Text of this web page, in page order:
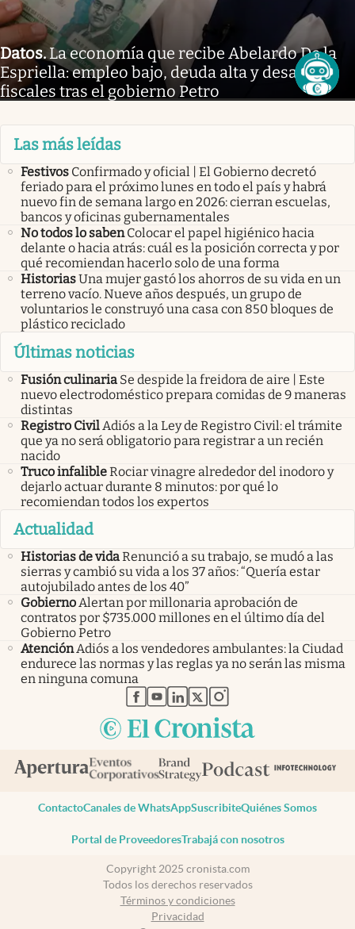
Datos.La economía que recibe Abelardo De la
Espriella: empleo bajo, deuda alta y desafíos
fiscales tras el gobierno Petro
Las más leídas
Festivos Confirmado y oficial | El Gobierno decretó
feriado para el próximo lunes en todo el país y habrá
nuevo fin de semana largo en 2026: cierran escuelas,
bancos y oficinas gubernamentales
No todos lo saben Colocar el papel higiénico hacia
delante o hacia atrás: cuál es la posición correcta y por
qué recomiendan hacerlo solo de una forma
HistoriasUna mujer gastó los ahorros de su vida en un
terreno vacío. Nueve años después, un grupo de
voluntarios le construyó una casa con 850 bloques de
plástico reciclado
Últimas noticias
Fusión culinaria Se despide la freidora de aire | Este
nuevo electrodoméstico prepara comidas de 9 maneras
distintas
Registro CivilAdiós a la Ley de Registro Civil: el trámite
que ya no será obligatorio para registrar a un recién
nacido
Truco infalibleRociar vinagre alrededor del inodoro y
dejarlo actuar durante 8 minutos: por qué lo
recomiendan todos los expertos
Actualidad
Historias de vidaRenunció a su trabajo, se mudó a las
sierras y cambió su vida a los 37 años: “Quería estar
autojubilado antes de los 40”
GobiernoAlertan por millonaria aprobación de
contratos por $735.000 millones en el último día del
Gobierno Petro
AtenciónAdiós a los vendedores ambulantes: la Ciudad
endurece las normas y las reglas ya no serán las misma
en ninguna comuna
abre en nueva pestaña
abre en nueva pestaña
abre en nueva pestaña
abre en nueva pestaña
abre en nueva pestaña
ContactoCanales de WhatsAppSuscribiteQuiénes Somos
Portal de ProveedoresTrabajá con nosotros
Copyright 2025 cronista.com
Todos los derechos reservados
Términos y condiciones
Privacidad